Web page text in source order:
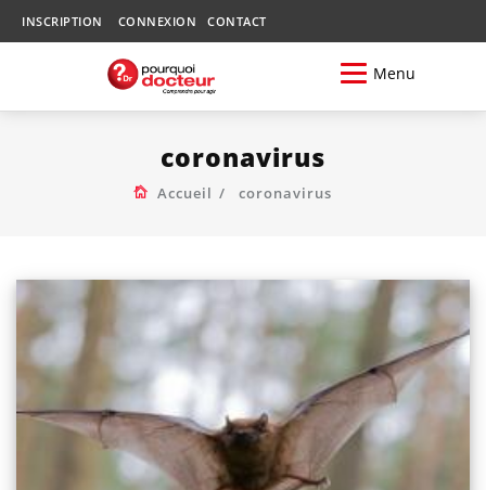
INSCRIPTION CONNEXION CONTACT
Menu
coronavirus
Accueil coronavirus